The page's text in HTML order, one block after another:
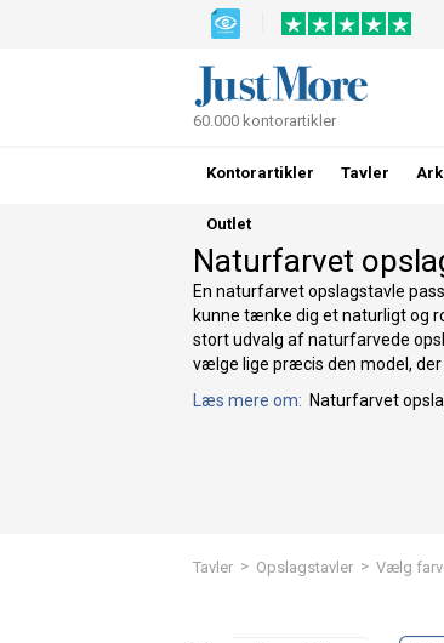
Naturfarvet
En naturfarvet opslagstavle
kunne tænke dig et naturligt og
stort udvalg af naturfarvede
vælge lige præcis den model, der
Læs mere om: Naturfarvet
Tavler > Opslagstavler > Vælg
60.000 kontorartikler
Kontorartikler Tavler
Outlet